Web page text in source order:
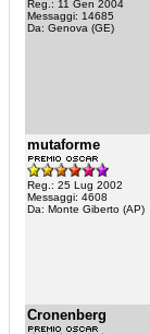
Reg.: 11 Gen 2004
Messaggi: 14685
Da: Genova (GE)
mutaforme
Reg.: 25 Lug 2002
Messaggi: 4608
Da: Monte Giberto (AP)
Cronenberg